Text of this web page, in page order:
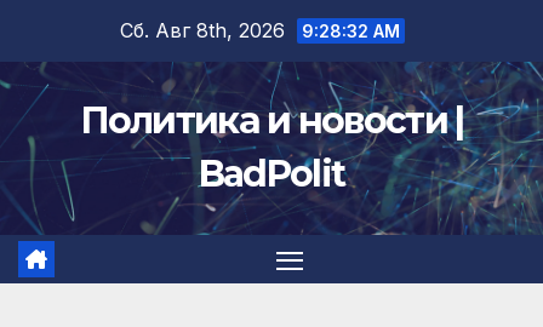
содержимому
Сб. Авг 8th, 2026 9:28:32 AM
Политика и новости |
BadPolit